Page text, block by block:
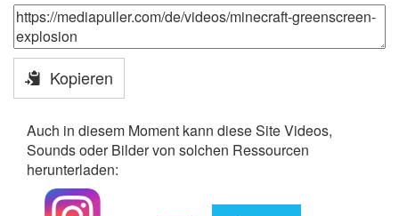
Kopieren
Auch in diesem Moment kann diese Site Videos,
Sounds oder Bilder von solchen Ressourcen
herunterladen: